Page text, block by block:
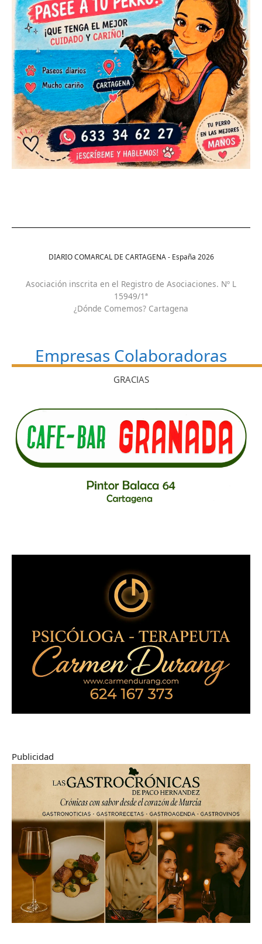
DIARIO COMARCAL DE CARTAGENA - España 2026
Asociación inscrita en el Registro de Asociaciones. Nº L
15949/1ª
¿Dónde Comemos? Cartagena
Empresas Colaboradoras
GRACIAS
Publicidad